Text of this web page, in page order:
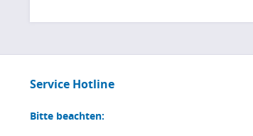
Service Hotline
Bitte beachten: